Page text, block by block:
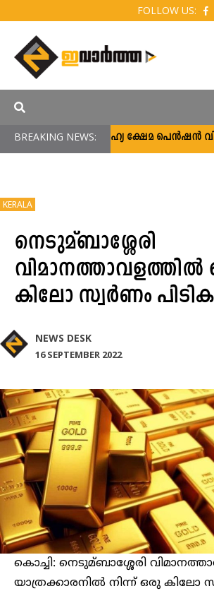
FOLLOW US:
BREAKING NEWS:സാമൂഹ്യ ക്ഷേമ പെൻഷൻ
KERALA
നെടുമ്ബാശ്ശേരി
കിലോ സ്വര്‍ണം
NEWS DESK
16 SEPTEMBER 2022
കൊച്ചി: നെടുമ്ബാശ്ശേരി
യാത്രക്കാരനില്‍ നിന്ന് ഒരു കിലോ